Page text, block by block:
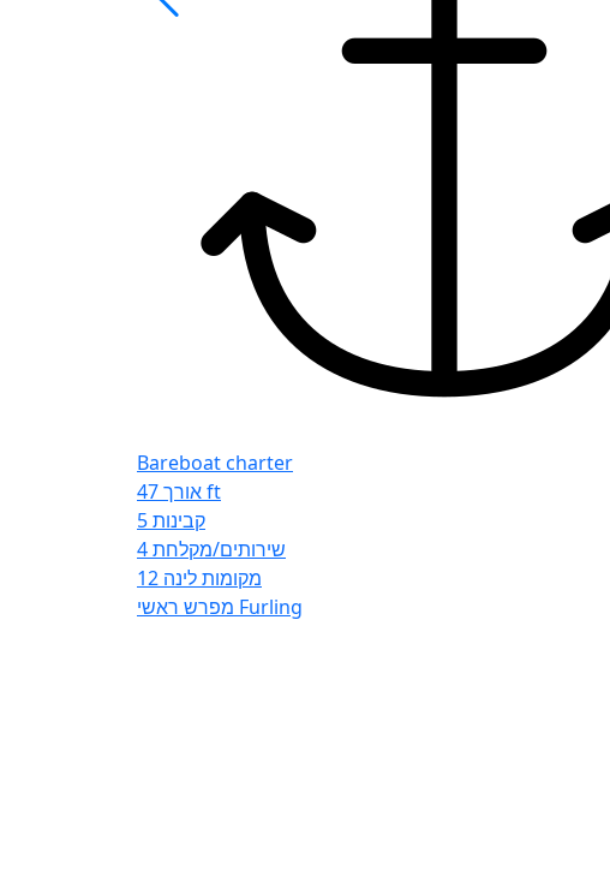
Bareboat charter
אורך47 ft
קבינות5
שירותים/מקלחת4
מקומות לינה 12
מפרש ראשי Furling